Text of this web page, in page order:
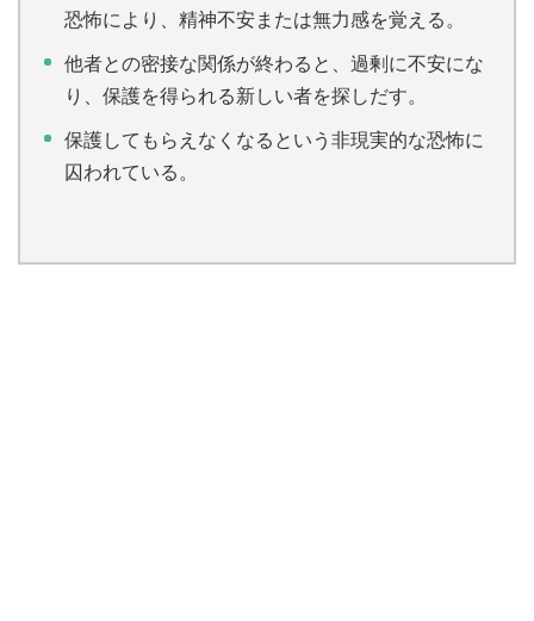
恐怖により、精神不安または無力感を覚える。
他者との密接な関係が終わると、過剰に不安にな
り、保護を得られる新しい者を探しだす。
保護してもらえなくなるという非現実的な恐怖に
囚われている。